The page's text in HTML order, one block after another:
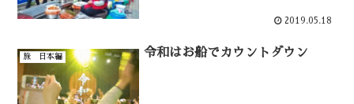
2019.05.18
旅 日本編 令和はお船でカウントダウン